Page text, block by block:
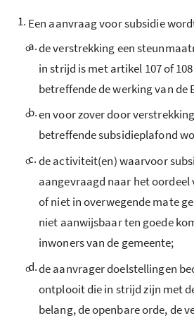
1. Een aanvraag voor subsidie
a.de verstrekking een
in strijd is met artikel 107 of
betreffende de werking van de
b.en voor zover door
betreffende subsidieplafond
c.de activiteit(en) waarvoor
aangevraagd naar het oordeel
of niet in overwegende mate
niet aanwijsbaar ten goede
inwoners van de gemeente;
d.de aanvrager doelstellingen
ontplooit die in strijd zijn met
belang, de openbare orde, de